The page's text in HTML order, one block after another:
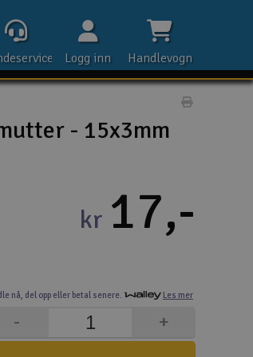
Handlevogn
Logg inn
- 15x3mm
nå, del opp eller betal senere. Les mer
kr 17,-
+
-